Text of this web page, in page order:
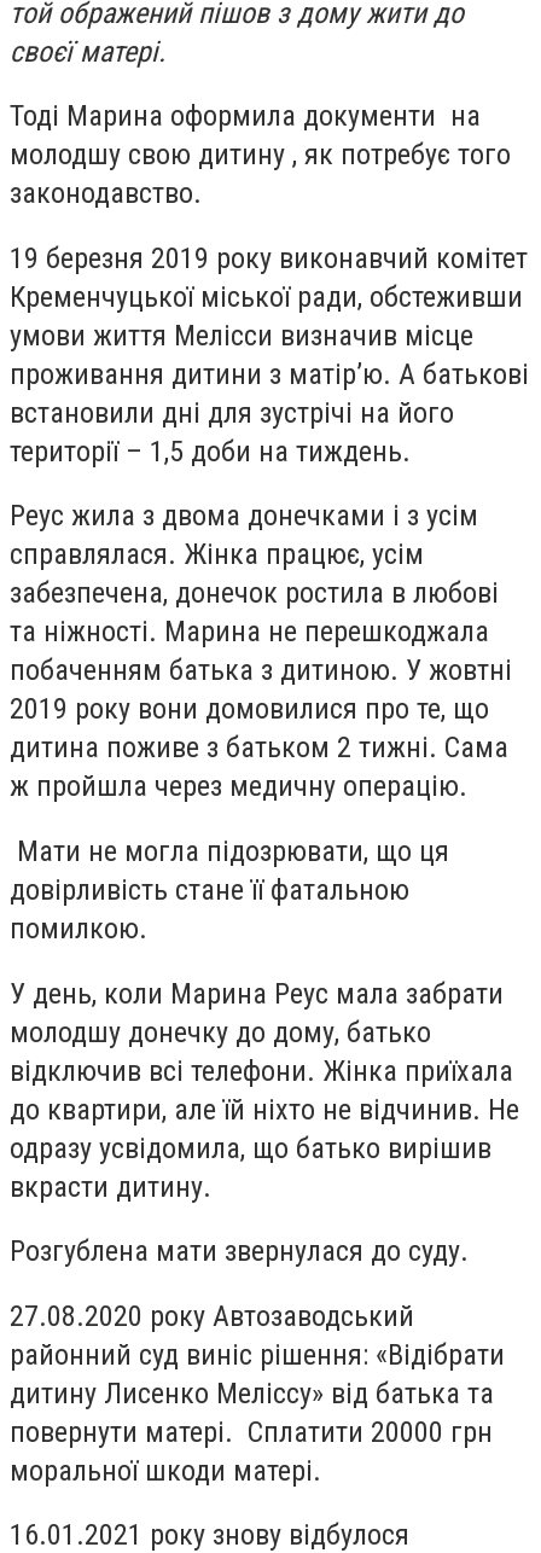
той ображений пішов з дому жити до
своєї матері.
Тоді Марина оформила документи на
молодшу свою дитину , як потребує того
законодавство.
19 березня 2019 року виконавчий комітет
Кременчуцької міської ради, обстеживши
умови життя Мелісси визначив місце
проживання дитини з матір’ю. А батькові
встановили дні для зустрічі на його
території – 1,5 доби на тиждень.
Реус жила з двома донечками і з усім
справлялася. Жінка працює, усім
забезпечена, донечок ростила в любові
та ніжності. Марина не перешкоджала
побаченням батька з дитиною. У жовтні
2019 року вони домовилися про те, що
дитина поживе з батьком 2 тижні. Сама
ж пройшла через медичну операцію.
Мати не могла підозрювати, що ця
довірливість стане її фатальною
помилкою.
У день, коли Марина Реус мала забрати
молодшу донечку до дому, батько
відключив всі телефони. Жінка приїхала
до квартири, але їй ніхто не відчинив. Не
одразу усвідомила, що батько вирішив
вкрасти дитину.
Розгублена мати звернулася до суду.
27.08.2020 року Автозаводський
районний суд виніс рішення: «Відібрати
дитину Лисенко Меліссу» від батька та
повернути матері. Сплатити 20000 грн
моральної шкоди матері.
16.01.2021 року знову відбулося